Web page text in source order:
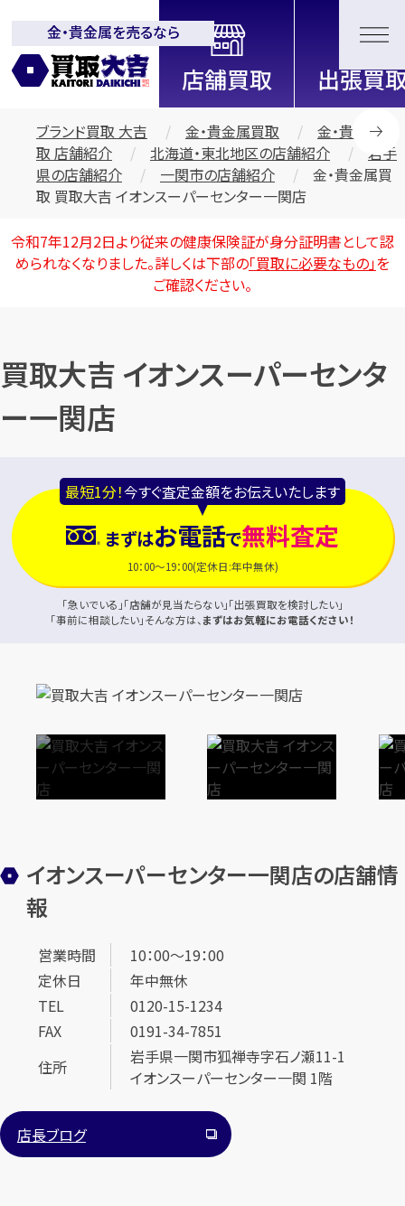
全国2200店舗以上展開中！
信頼と実績の買取専門店「買取大
吉」
金・貴金属を売るなら
ブランド買取 大吉 金・貴金属買取
金・貴金属買
取 店舗紹介
北海道・東北地区の店舗紹介
岩手
県の店舗紹介
一関市の店舗紹介
金・貴金属買
取 買取大吉 イオンスーパーセンター一関店
令和7年12月2日より従来の健康保険証が身分証明書として認
められなくなりました。詳しくは下部の「買取に必要なもの」を
ご確認ください。
買取大吉 イオンスーパーセンタ
ー一関店
最短1分！今すぐ査定金額をお伝えいたします
まずはお電話で無料査定
10：00～19：00(定休日:年中無休)
「急いでいる」「店舗が見当たらない」「出張買取を検討したい」
「事前に相談したい」そんな方は、 まずはお気軽にお電話ください！
イオンスーパーセンター一関店の店舗情
報
営業時間
10：00～19：00
定休日
年中無休
TEL
0120-15-1234
FAX
0191-34-7851
住所
岩手県一関市狐禅寺字石ノ瀬11-1
イオンスーパーセンター一関 1階
店長ブログ